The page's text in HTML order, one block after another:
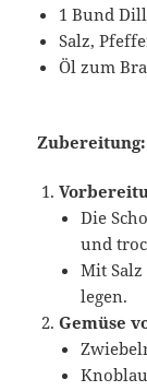
1 Bund
Salz,
Öl zum
Zubereitung:
Die
und
Mit
legen.
Gemüse